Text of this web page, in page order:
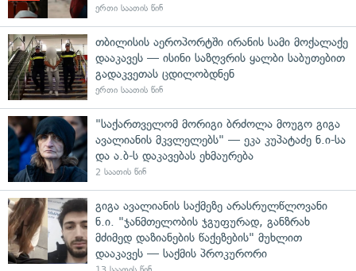
ერთი საათის წინ
თბილისის აეროპორტში ირანის სამი მოქალაქე
დააკავეს — ისინი საზღვრის ყალბი საბუთებით
გადაკვეთას ცდილობდნენ
ერთი საათის წინ
"საქართველომ მორიგი ბრძოლა მოუგო გიგა
ავალიანის მკვლელებს" — ეკა კუპატაძე ნ.ი-სა
და ა.ბ-ს დაკავებას ეხმაურება
2 საათის წინ
გიგა ავალიანის საქმეზე არასრულწლოვანი
ნ.ი. "ჯანმთელობის ჯგუფურად, განზრახ
მძიმედ დაზიანების წაქეზების" მუხლით
დააკავეს — საქმის პროკურორი